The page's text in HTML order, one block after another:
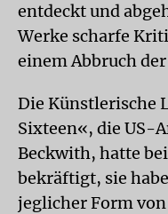
entdeckt und
Werke scharfe
einem Abbruch
Die Künstlerische
Sixteen«, die US-
Beckwith, hatte
bekräftigt, sie
jeglicher Form